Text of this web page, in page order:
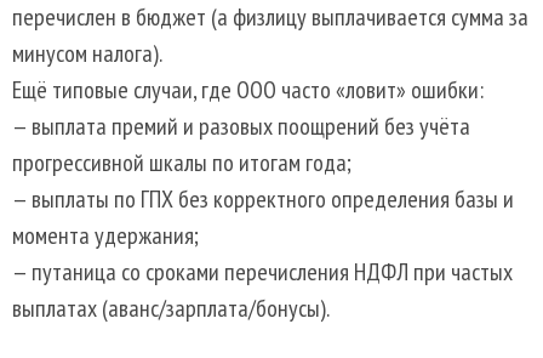
перечислен в бюджет (а физлицу выплачивается сумма за
минусом налога).
Ещё типовые случаи, где ООО часто «ловит» ошибки:
— выплата премий и разовых поощрений без учёта
прогрессивной шкалы по итогам года;
— выплаты по ГПХ без корректного определения базы и
момента удержания;
— путаница со сроками перечисления НДФЛ при частых
выплатах (аванс/зарплата/бонусы).